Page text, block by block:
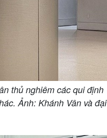
thủ nghiêm các qui định
Ảnh: Khánh Vân và đại